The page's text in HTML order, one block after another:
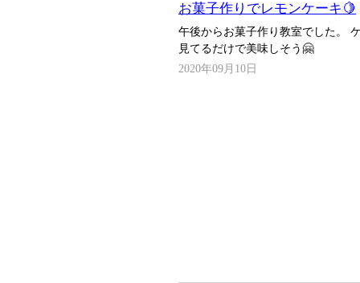
お菓子作りでレモンケーキ🍋
午後からお菓子作り教室でした。
見てるだけで美味しそう🤗
2020年09月10日